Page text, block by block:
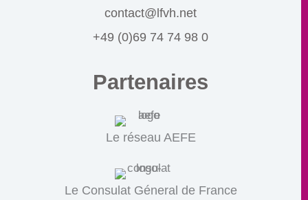
contact@lfvh.net
+49 (0)69 74 74 98 0
Partenaires
Le réseau AEFE
Le Consulat Géneral de France